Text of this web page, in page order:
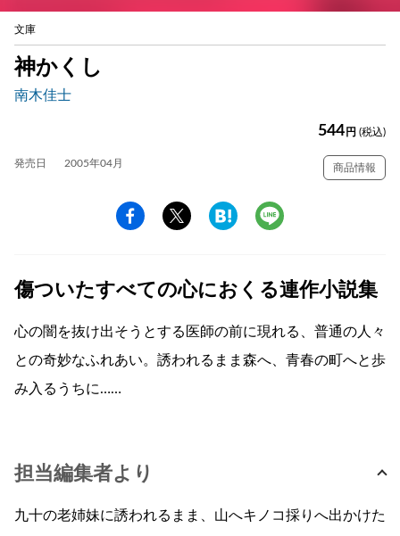
文庫
神かくし
南木佳士
544 円 (税込)
発売日 2005年04月 商品情報
傷ついたすべての心におくる連作小説集
心の闇を抜け出そうとする医師の前に現れる、普通の人々
との奇妙なふれあい。誘われるまま森へ、青春の町へと歩
み入るうちに……
担当編集者より
九十の老姉妹に誘われるまま、山へキノコ採りへ出かけた